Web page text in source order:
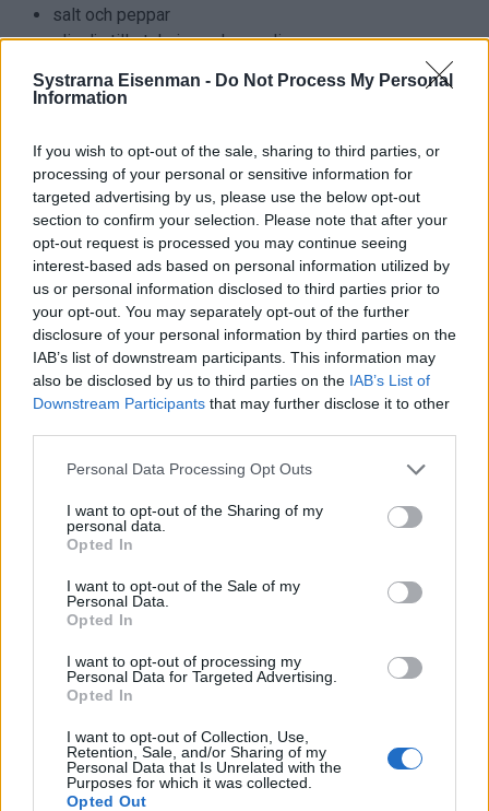
Systrarna Eisenman - Do Not Process My Personal
Information
If you wish to opt-out of the sale, sharing to third parties, or
processing of your personal or sensitive information for
targeted advertising by us, please use the below opt-out
section to confirm your selection. Please note that after your
opt-out request is processed you may continue seeing
interest-based ads based on personal information utilized by
us or personal information disclosed to third parties prior to
your opt-out. You may separately opt-out of the further
disclosure of your personal information by third parties on the
IAB’s list of downstream participants. This information may
also be disclosed by us to third parties on the IAB’s List of
Downstream Participants that may further disclose it to other
Personal Data Processing Opt Outs
I want to opt-out of the Sharing of my
personal data.
Opted In
I want to opt-out of the Sale of my
Personal Data.
Opted In
I want to opt-out of processing my
Personal Data for Targeted Advertising.
Opted In
I want to opt-out of Collection, Use,
Retention, Sale, and/or Sharing of my
Personal Data that Is Unrelated with the
Purposes for which it was collected.
Opted Out
salt och peppar
olivolja till stekning och pensling
Värm ugnen till 200 grader.
Strimla kycklingen.
Fräs lök och vitlök i lite olja i några minuter. Tillsätt
spenaten och fräs till den har tinat.
Tillsätt buljong, gröna ärtor, senap, citronskal och
dragon.
Koka upp och låt puttra i ca 5 minuter.
Blanda ner crème fraîche.
Tillsätt kycklingen, rör ihop och smaka av med salt och
peppar. Häll upp i en form.
Ta filodegsarken, skrynkla ihop och lägg ovanpå
Pensla degen med lite olja.
Grädda i ugnen i ca 20 minuter. Om degen börjar få för
mycket färg, täck med folie.